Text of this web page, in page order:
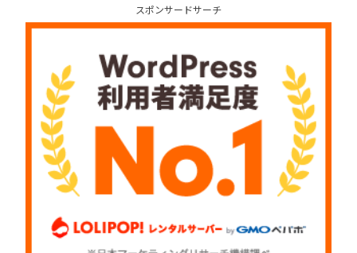
スポンサードサーチ